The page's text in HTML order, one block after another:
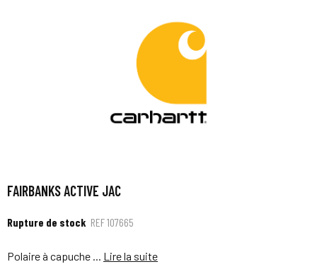
FAIRBANKS ACTIVE JAC
Rupture de stock REF107665
Polaire à capuche ... Lire la suite